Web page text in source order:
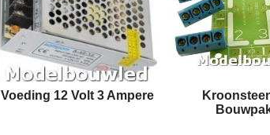
Voeding 12 Volt 3 Ampere